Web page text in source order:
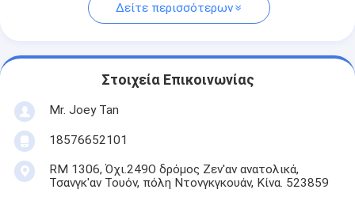
Δείτε περισσότερων
Στοιχεία Επικοινωνίας
Mr. Joey Tan
18576652101
RM 1306, Όχι.249Ο δρόμος Ζεν'αν ανατολικά,
Τσανγκ'αν Τουόν, πόλη Ντονγκγκουάν, Κίνα. 523859